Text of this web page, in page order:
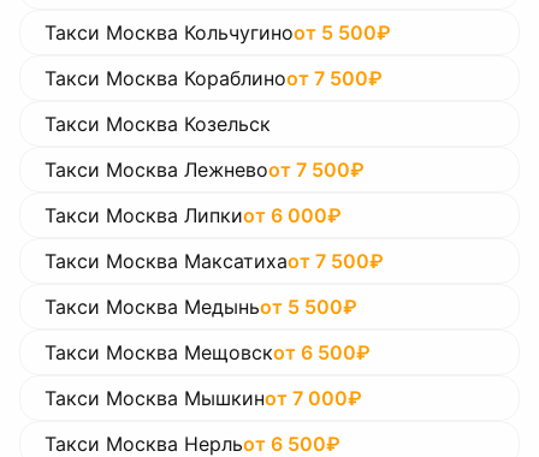
Такси Москва Кольчугиноот 5 500₽
Такси Москва Кораблиноот 7 500₽
Такси Москва Козельск
Такси Москва Лежневоот 7 500₽
Такси Москва Липкиот 6 000₽
Такси Москва Максатихаот 7 500₽
Такси Москва Медыньот 5 500₽
Такси Москва Мещовскот 6 500₽
Такси Москва Мышкинот 7 000₽
Такси Москва Нерльот 6 500₽